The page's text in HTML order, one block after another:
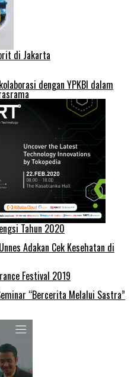
di Jakarta
dengan YPKBI dalam
Tahun 2020
Adakan Cek Kesehatan di
Festival 2019
“Bercerita Melalui Sastra”